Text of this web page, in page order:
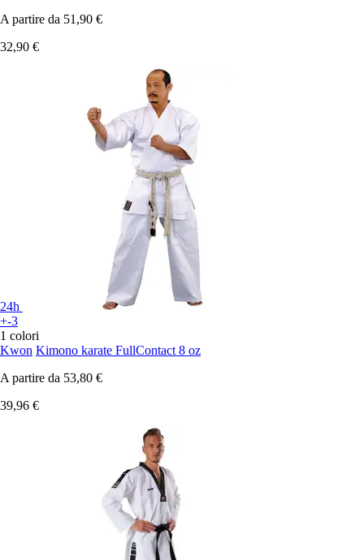
A partire da 51,90 €
32,90 €
24h
+-3
1 colori
Kwon Kimono karate FullContact 8 oz
A partire da 53,80 €
39,96 €